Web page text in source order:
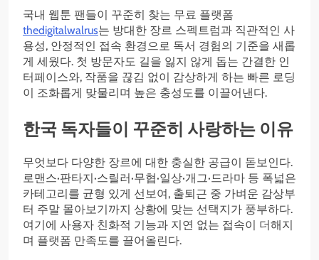
국내 웹툰 팬들이 꾸준히 찾는 무료 플랫폼
thedigitalwalrus는 방대한 장르 스펙트럼과 직관적인 사
용성, 안정적인 접속 환경으로 독서 경험의 기준을 새롭
게 세웠다. 첫 방문자도 길을 잃지 않게 돕는 간결한 인
터페이스와, 작품을 끊김 없이 감상하게 하는 빠른 로딩
이 조화롭게 맞물리며 높은 충성도를 이끌어낸다.
한국 독자들이 꾸준히 사랑하는 이유
무엇보다 다양한 장르에 대한 충실한 공급이 돋보인다.
로맨스·판타지·스릴러·무협·일상·개그·드라마 등 폭넓은
카테고리를 균형 있게 선보여, 출퇴근 중 가벼운 감상부
터 주말 몰아보기까지 상황에 맞는 선택지가 풍부하다.
여기에 사용자 친화적 기능과 지연 없는 접속이 더해지
며 플랫폼 만족도를 끌어올린다.